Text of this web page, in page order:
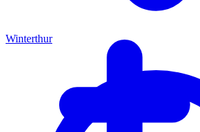
Winterthur